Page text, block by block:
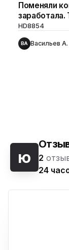
Поменяли
заработала.
HD8854
ВА Васильев А.
ю 2
24